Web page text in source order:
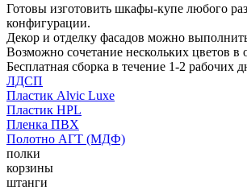
Готовы изготовить шкафы-купе любого
конфигурации.
Декор и отделку фасадов можно
Возможно сочетание нескольких цветов в
Бесплатная сборка в течение 1-2 рабочих
ЛДСП
Пластик Alvic Luxe
Пластик HPL
Пленка ПВХ
Полотно АГТ (МДФ)
полки
корзины
штанги